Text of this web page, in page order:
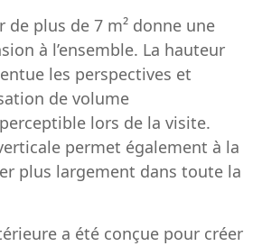
de plus de 7 m² donne une
à l’ensemble. La hauteur
les perspectives et
de volume
lors de la visite.
permet également à la
plus largement dans toute la
a été conçue pour créer